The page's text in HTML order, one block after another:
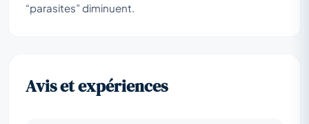
“parasites” diminuent.
Avis et expériences